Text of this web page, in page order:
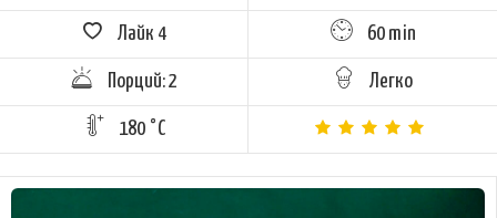
Лайк 4 60 min
Порций: 2 Легко
180 °C